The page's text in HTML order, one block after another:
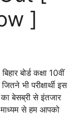
]
बोर्ड कक्षा 10वीं
भी परीक्षार्थी इस
का बेसब्री से इंतजार
से हम आपको